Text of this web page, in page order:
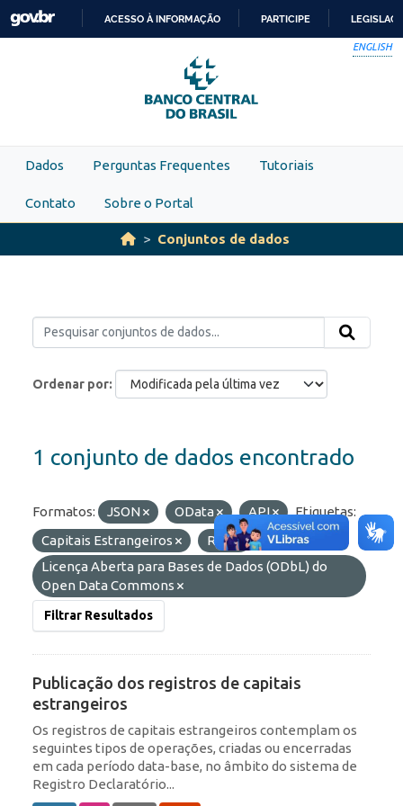
Skip to main content
PARA
O
CONTEÚDO
ACESSO À INFORMAÇÃO PARTICIPE
ENGLISH
Dados Perguntas Frequentes Tutoriais
Contato Sobre o Portal
Conjuntos de dados
Ordenar por
1 conjunto de dados encontrado
Formatos: JSON OData API
Etiquetas:
Capitais Estrangeiros
ROF
Licenças:
Licença Aberta para Bases de Dados (ODbL) do
Open Data Commons
Filtrar Resultados
Publicação dos registros de capitais
estrangeiros
Os registros de capitais estrangeiros contemplam os
seguintes tipos de operações, criadas ou encerradas
em cada período data-base, no âmbito do sistema de
Registro Declaratório...